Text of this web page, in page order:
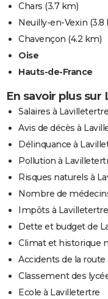
Chars (3.7 km)
Neuilly-en-Vexin (3.8
Chavençon (4.2 km)
Oise
Hauts-de-France
En savoir plus
Salaires à Lavilletertre
Avis de décès à
Délinquance à
Pollution à
Risques naturels à
Nombre de
Impôts à Lavilletertre
Dette et budget de
Climat et historique
Accidents de la
Classement des
Ecole à Lavilletertre